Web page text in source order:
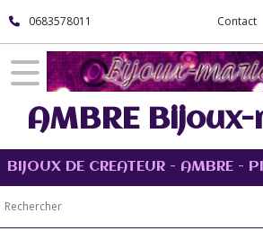
0683578011 Contact
AMBRE
BIJOUX DE CREATEUR - AMBRE -